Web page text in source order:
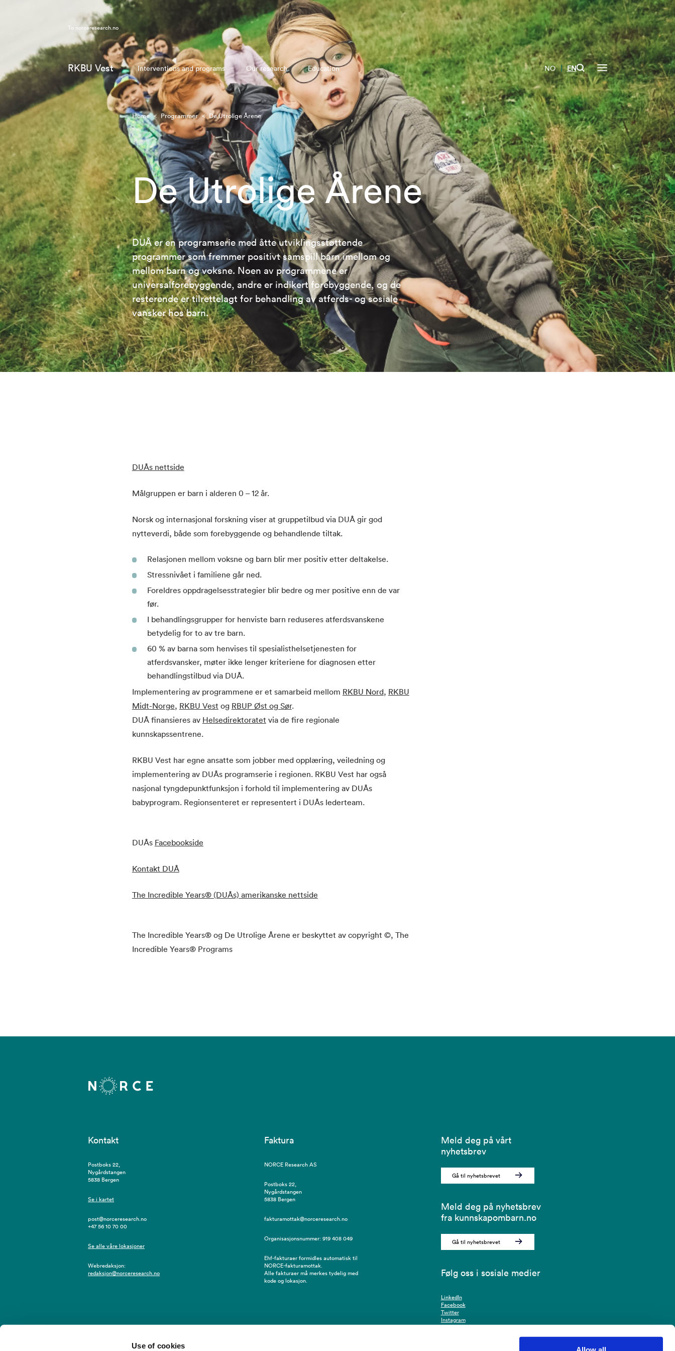
Use of cookies
To norceresearch.no
RKBU Vest Interventions and programs Our research Education NO | EN
Home < Programmer < De Utrolige Årene
De Utrolige Årene
DUÅ er en programserie med åtte utviklingsstøttende
programmer som fremmer positivt samspill barn imellom og
mellom barn og voksne. Noen av programmene er
universalforebyggende, andre er indikert forebyggende, og de
resterende er tilrettelagt for behandling av atferds- og sosiale
vansker hos barn.
DUÅs nettside
Målgruppen er barn i alderen 0 – 12 år.
Norsk og internasjonal forskning viser at gruppetilbud via DUÅ gir god
nytteverdi, både som forebyggende og behandlende tiltak.
Relasjonen mellom voksne og barn blir mer positiv etter deltakelse.
Stressnivået i familiene går ned.
Foreldres oppdragelsesstrategier blir bedre og mer positive enn de var
før.
I behandlingsgrupper for henviste barn reduseres atferdsvanskene
betydelig for to av tre barn.
60 % av barna som henvises til spesialisthelsetjenesten for
atferdsvansker, møter ikke lenger kriteriene for diagnosen etter
behandlingstilbud via DUÅ.
Implementering av programmene er et samarbeid mellom RKBU Nord, RKBU
Midt-Norge, RKBU Vest og RBUP Øst og Sør.
DUÅ finansieres av Helsedirektoratet via de fire regionale
kunnskapssentrene.
RKBU Vest har egne ansatte som jobber med opplæring, veiledning og
implementering av DUÅs programserie i regionen. RKBU Vest har også
nasjonal tyngdepunktfunksjon i forhold til implementering av DUÅs
babyprogram. Regionsenteret er representert i DUÅs lederteam.
DUÅs Facebookside
Kontakt DUÅ
The Incredible Years® (DUÅs) amerikanske nettside
The Incredible Years® og De Utrolige Årene er beskyttet av copyright ©, The
Incredible Years® Programs
Kontakt
Postboks 22,
Nygårdstangen
5838 Bergen
Se i kartet
post@norceresearch.no
+47 56 10 70 00
Se alle våre lokasjoner
Webredaksjon:
redaksjon@norceresearch.no
Faktura
NORCE Research AS
Postboks 22,
Nygårdstangen
5838 Bergen
fakturamottak@norceresearch.no
Organisasjonsnummer: 919 408 049
Ehf-fakturaer formidles automatisk til
NORCE-fakturamottak.
Alle fakturaer må merkes tydelig med
kode og lokasjon.
Meld deg på vårt
nyhetsbrev
Gå til nyhetsbrevet
Meld deg på nyhetsbrev
fra kunnskapombarn.no
Gå til nyhetsbrevet
Følg oss i sosiale medier
LinkedIn
Facebook
Twitter
Instagram